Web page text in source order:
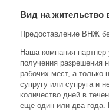
Вид на жительство
Предоставление ВНЖ
Наша компания-
получения разрешения
рабочих мест, а только
супругу или супруга и
количество дней в
еще один или два года.